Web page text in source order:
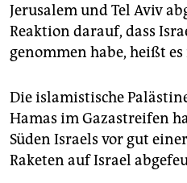
Jerusalem und Tel Aviv
Reaktion darauf, dass
genommen habe, heißt
Die islamistische
Hamas im Gazastreifen
Süden Israels vor gut
Raketen auf Israel